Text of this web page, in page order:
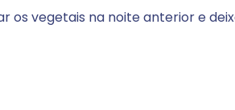
os vegetais na noite anterior e